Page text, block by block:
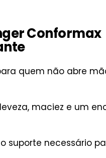
Conformax
quem não abre
maciez e um
necessário